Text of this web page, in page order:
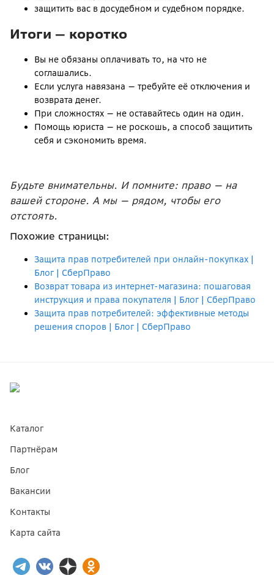
защитить вас в досудебном и судебном порядке.
Итоги — коротко
Вы не обязаны оплачивать то, на что не
соглашались.
Если услуга навязана — требуйте её отключения и
возврата денег.
При сложностях — не оставайтесь один на один.
Помощь юриста — не роскошь, а способ защитить
себя и сэкономить время.
Будьте внимательны. И помните: право — на
вашей стороне. А мы — рядом, чтобы его
отстоять.
Похожие страницы:
Защита прав потребителей при онлайн-покупках |
Блог | СберПраво
Возврат товара из интернет-магазина: пошаговая
инструкция и права покупателя | Блог | СберПраво
Защита прав потребителей: эффективные методы
решения споров | Блог | СберПраво
Каталог
Партнёрам
Блог
Вакансии
Контакты
Карта сайта